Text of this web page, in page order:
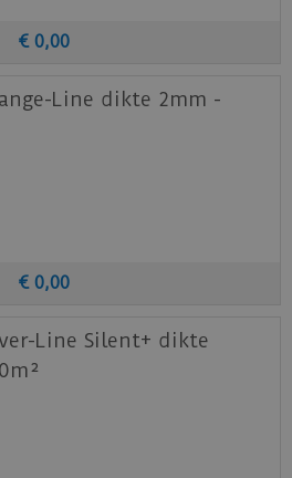
€ 0,00
Line dikte 2mm -
€ 0,00
Line Silent+ dikte